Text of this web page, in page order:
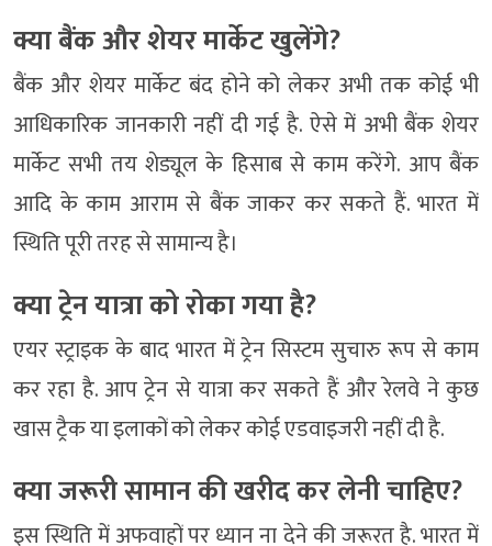
क्या बैंक और शेयर मार्केट खुलेंगे?
बैंक और शेयर मार्केट बंद होने को लेकर अभी तक कोई भी
आधिकारिक जानकारी नहीं दी गई है. ऐसे में अभी बैंक शेयर
मार्केट सभी तय शेड्यूल के हिसाब से काम करेंगे. आप बैंक
आदि के काम आराम से बैंक जाकर कर सकते हैं. भारत में
स्थिति पूरी तरह से सामान्य है।
क्या ट्रेन यात्रा को रोका गया है?
एयर स्ट्राइक के बाद भारत में ट्रेन सिस्टम सुचारु रूप से काम
कर रहा है. आप ट्रेन से यात्रा कर सकते हैं और रेलवे ने कुछ
खास ट्रैक या इलाकों को लेकर कोई एडवाइजरी नहीं दी है.
क्या जरूरी सामान की खरीद कर लेनी चाहिए?
इस स्थिति में अफवाहों पर ध्यान ना देने की जरूरत है. भारत में